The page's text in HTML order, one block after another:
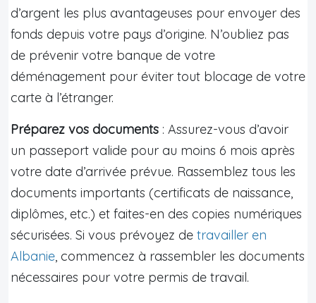
d’argent les plus avantageuses pour envoyer des
fonds depuis votre pays d’origine. N’oubliez pas
de prévenir votre banque de votre
déménagement pour éviter tout blocage de votre
carte à l’étranger.
Préparez vos documents : Assurez-vous d’avoir
un passeport valide pour au moins 6 mois après
votre date d’arrivée prévue. Rassemblez tous les
documents importants (certificats de naissance,
diplômes, etc.) et faites-en des copies numériques
sécurisées. Si vous prévoyez de travailler en
Albanie, commencez à rassembler les documents
nécessaires pour votre permis de travail.